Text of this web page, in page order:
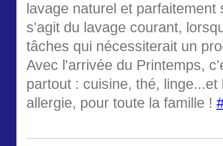
lavage naturel et
s'agit du lavage courant,
tâches qui nécessiterait un
Avec l'arrivée du Printemps,
partout : cuisine, thé,
allergie, pour toute la famille !